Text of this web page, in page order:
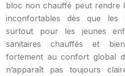
bloc non chauffé peut rendre
inconfortables dès que les
surtout pour les jeunes
sanitaires chauffés et
fortement au confort global
n’apparaît pas toujours